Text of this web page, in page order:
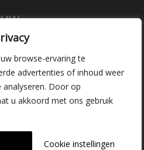
browse-ervaring te
advertenties of inhoud weer
Door op
u akkoord met ons gebruik
Cookie instellingen